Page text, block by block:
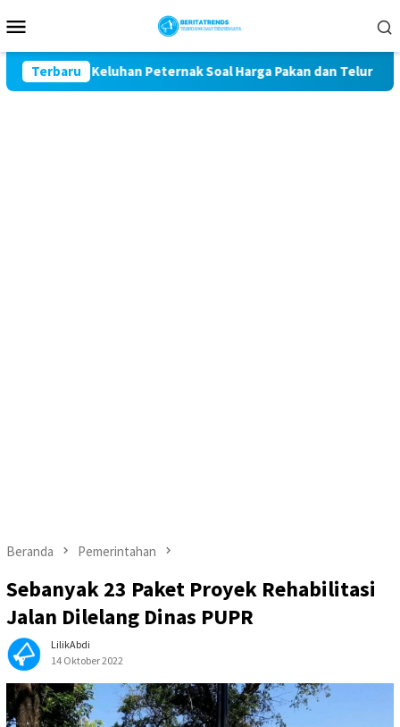
ke
Mobile
Terbaru
Kawal Keluhan Peternak Soal Harga Pakan dan Telur
Beranda Pemerintahan
Sebanyak 23 Paket Proyek Rehabilitasi
Jalan Dilelang Dinas PUPR
LilikAbdi
14 Oktober 2022